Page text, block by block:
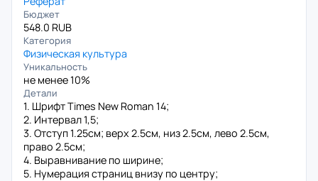
Бюджет
548.0 RUB
Категория
Физическая культура
Уникальность
не менее 10%
Детали
1. Шрифт Times New Roman 14;
2. Интервал 1,5;
3. Отступ 1.25см; верх 2.5см, низ 2.5см, лево 2.5см,
право 2.5см;
4. Выравнивание по ширине;
5. Нумерация страниц внизу по центру;